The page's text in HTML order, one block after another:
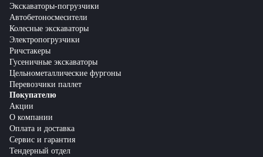
Экскаваторы-погрузчики
Автобетоносмесители
Колесные экскаваторы
Электропогрузчики
Ричстакеры
Гусеничные экскаваторы
Цельнометаллические фургоны
Перевозчики паллет
Покупателю
Акции
О компании
Оплата и доставка
Сервис и гарантия
Тендерный отдел